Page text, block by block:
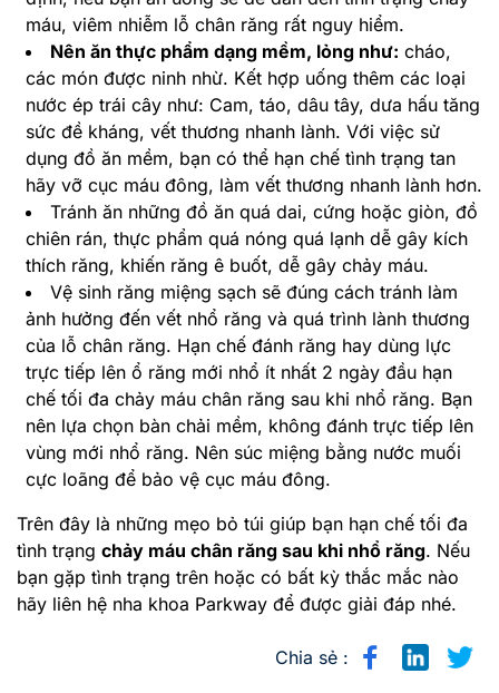
máu, viêm nhiễm lỗ chân răng rất nguy hiểm.
Nên ăn thực phẩm dạng mềm, lỏng như: cháo,
các món được ninh nhừ. Kết hợp uống thêm các loại
nước ép trái cây như: Cam, táo, dâu tây, dưa hấu tăng
sức đề kháng, vết thương nhanh lành. Với việc sử
dụng đồ ăn mềm, bạn có thể hạn chế tình trạng tan
hãy vỡ cục máu đông, làm vết thương nhanh lành hơn.
Tránh ăn những đồ ăn quá dai, cứng hoặc giòn, đồ
chiên rán, thực phẩm quá nóng quá lạnh dễ gây kích
thích răng, khiến răng ê buốt, dễ gây chảy máu.
Vệ sinh răng miệng sạch sẽ đúng cách tránh làm
ảnh hưởng đến vết nhổ răng và quá trình lành thương
của lỗ chân răng. Hạn chế đánh răng hay dùng lực
trực tiếp lên ổ răng mới nhổ ít nhất 2 ngày đầu hạn
chế tối đa chảy máu chân răng sau khi nhổ răng. Bạn
nên lựa chọn bàn chải mềm, không đánh trực tiếp lên
vùng mới nhổ răng. Nên súc miệng bằng nước muối
cực loãng để bảo vệ cục máu đông.
Trên đây là những mẹo bỏ túi giúp bạn hạn chế tối đa
tình trạng chảy máu chân răng sau khi nhổ răng. Nếu
bạn gặp tình trạng trên hoặc có bất kỳ thắc mắc nào
hãy liên hệ nha khoa Parkway để được giải đáp nhé.
Chia sẻ :